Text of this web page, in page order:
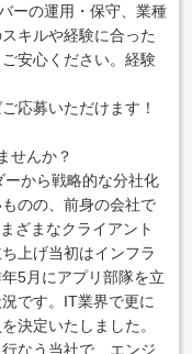
ーの運用・保守、業種
キルや経験に合った
安心ください。経験
応募いただけます！
せんか？
から戦略的な分社化
のの、前身の会社で
ざまなクライアント
上げ当初はインフラ
5月にアプリ部隊を立
です。IT業界で更に
決定いたしました。
なう当社で、エンジ